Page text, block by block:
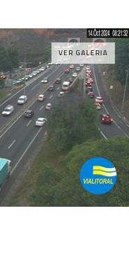
VER GALERIA